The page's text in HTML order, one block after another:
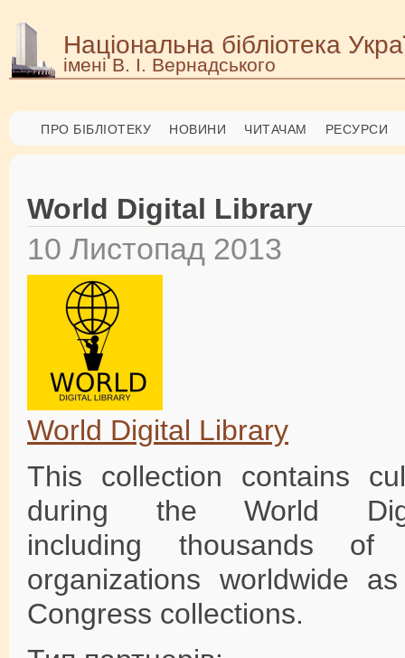
Національна бібліотека
імені В. І. Вернадського
ПРО БІБЛІОТЕКУ НОВИНИ ЧИТАЧАМ РЕСУРСИ
World Digital Library
10 Листопад 2013
World Digital Library
This collection contains
during the World
including thousands
organizations worldwide
Congress collections.